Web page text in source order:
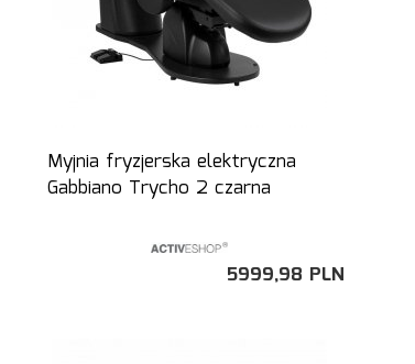
Myjnia fryzjerska elektryczna
Gabbiano Trycho 2 czarna
5999,98 PLN